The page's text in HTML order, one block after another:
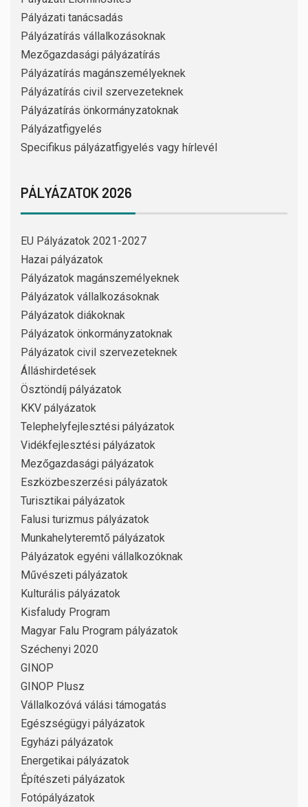
Pályázati tanácsadás
Pályázatírás vállalkozásoknak
Mezőgazdasági pályázatírás
Pályázatírás magánszemélyeknek
Pályázatírás civil szervezeteknek
Pályázatírás önkormányzatoknak
Pályázatfigyelés
Specifikus pályázatfigyelés vagy hírlevél
PÁLYÁZATOK 2026
EU Pályázatok 2021-2027
Hazai pályázatok
Pályázatok magánszemélyeknek
Pályázatok vállalkozásoknak
Pályázatok diákoknak
Pályázatok önkormányzatoknak
Pályázatok civil szervezeteknek
Álláshirdetések
Ösztöndíj pályázatok
KKV pályázatok
Telephelyfejlesztési pályázatok
Vidékfejlesztési pályázatok
Mezőgazdasági pályázatok
Eszközbeszerzési pályázatok
Turisztikai pályázatok
Falusi turizmus pályázatok
Munkahelyteremtő pályázatok
Pályázatok egyéni vállalkozóknak
Művészeti pályázatok
Kulturális pályázatok
Kisfaludy Program
Magyar Falu Program pályázatok
Széchenyi 2020
GINOP
GINOP Plusz
Vállalkozóvá válási támogatás
Egészségügyi pályázatok
Egyházi pályázatok
Energetikai pályázatok
Építészeti pályázatok
Fotópályázatok